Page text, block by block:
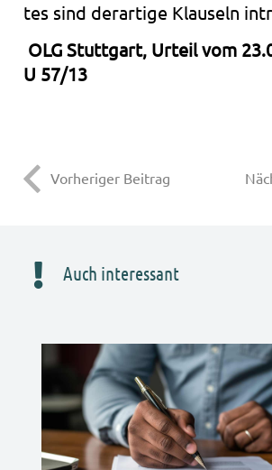
tes sind der­ar­ti­ge Klau­seln
OLG Stutt­gart, Urteil vom
U 57/13
Vorheriger Beitrag
Auch interessant